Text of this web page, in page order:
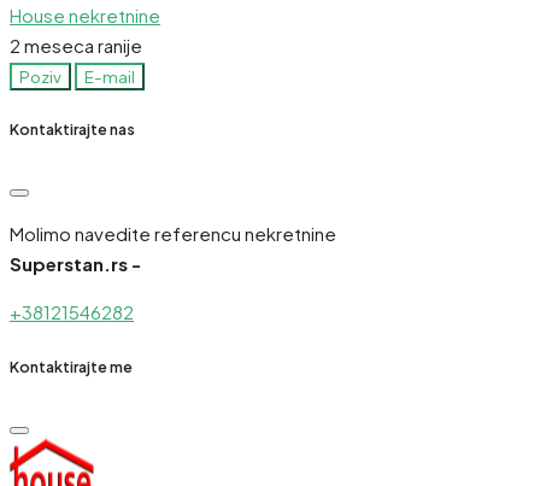
House nekretnine
2 meseca ranije
Poziv E-mail
Kontaktirajte nas
Molimo navedite referencu nekretnine
Superstan.rs -
+38121546282
Kontaktirajte me